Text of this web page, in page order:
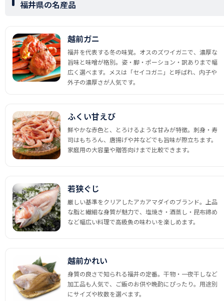
福井県の名産品
越前ガニ
福井を代表する冬の味覚。オスのズワイガニで、濃厚な
旨味と味噌が格別。姿・脚・ポーション・訳ありまで幅
広く選べます。メスは「セイコガニ」と呼ばれ、内子や
外子の濃厚さが人気です。
ふくい甘えび
鮮やかな赤色と、とろけるような甘みが特徴。刺身・寿
司はもちろん、唐揚げや丼などでも旨味が際立ちます。
家庭用の大容量や贈答向けまで比較できます。
若狭ぐじ
厳しい基準をクリアしたアカアマダイのブランド。上品
な脂と繊細な身質が魅力で、塩焼き・酒蒸し・昆布締め
など幅広い料理で高級魚の味わいを楽しめます。
越前かれい
身質の良さで知られる福井の定番。干物・一夜干しなど
加工品も人気で、ご飯のお供や晩酌にぴったり。用途別
にサイズや枚数を選べます。